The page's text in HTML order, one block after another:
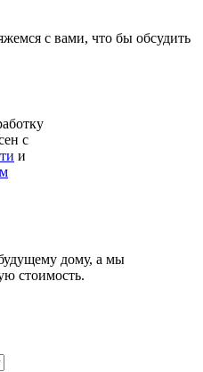
с вами, что бы обсудить
с
и
дому, а мы
стоимость.